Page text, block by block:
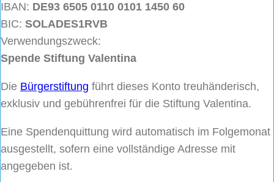
IBAN: DE93 6505 0110 0101 1450 60
BIC: SOLADES1RVB
Verwendungszweck:
Spende Stiftung Valentina
Die Bürgerstiftung führt dieses Konto treuhänderisch,
exklusiv und gebührenfrei für die Stiftung Valentina.
Eine Spendenquittung wird automatisch im Folgemonat
ausgestellt, sofern eine vollständige Adresse mit
angegeben ist.